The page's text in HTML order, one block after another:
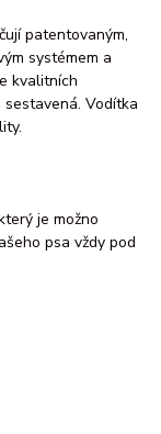
patentovaným,
systémem a
kvalitních
Vodítka
je možno
psa vždy pod